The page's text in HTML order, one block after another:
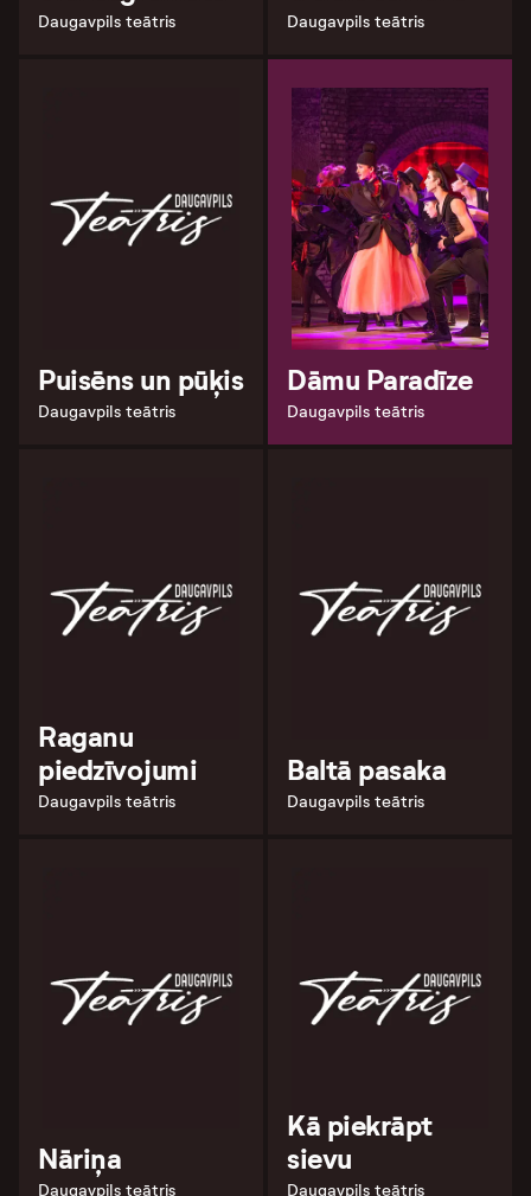
Daugavpils teātris Daugavpils teātris
Puisēns un pūķis
Daugavpils teātris
Dāmu Paradīze
Daugavpils teātris
Raganu
piedzīvojumi
Daugavpils teātris
Baltā pasaka
Daugavpils teātris
Nāriņa
Daugavpils teātris
Kā piekrāpt
sievu
Daugavpils teātris